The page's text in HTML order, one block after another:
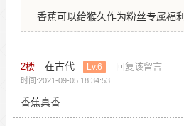
香蕉可以给猴久作为粉丝专属福利
2楼 在古代 Lv.6 回复该留言
时间:2021-09-05 18:34:53
香蕉真香